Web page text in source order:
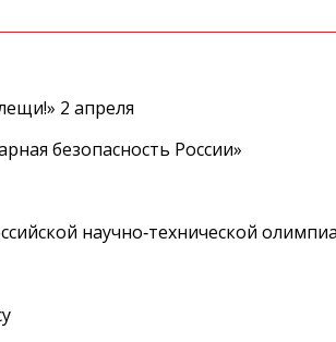
2 апреля
безопасность России»
научно‑технической